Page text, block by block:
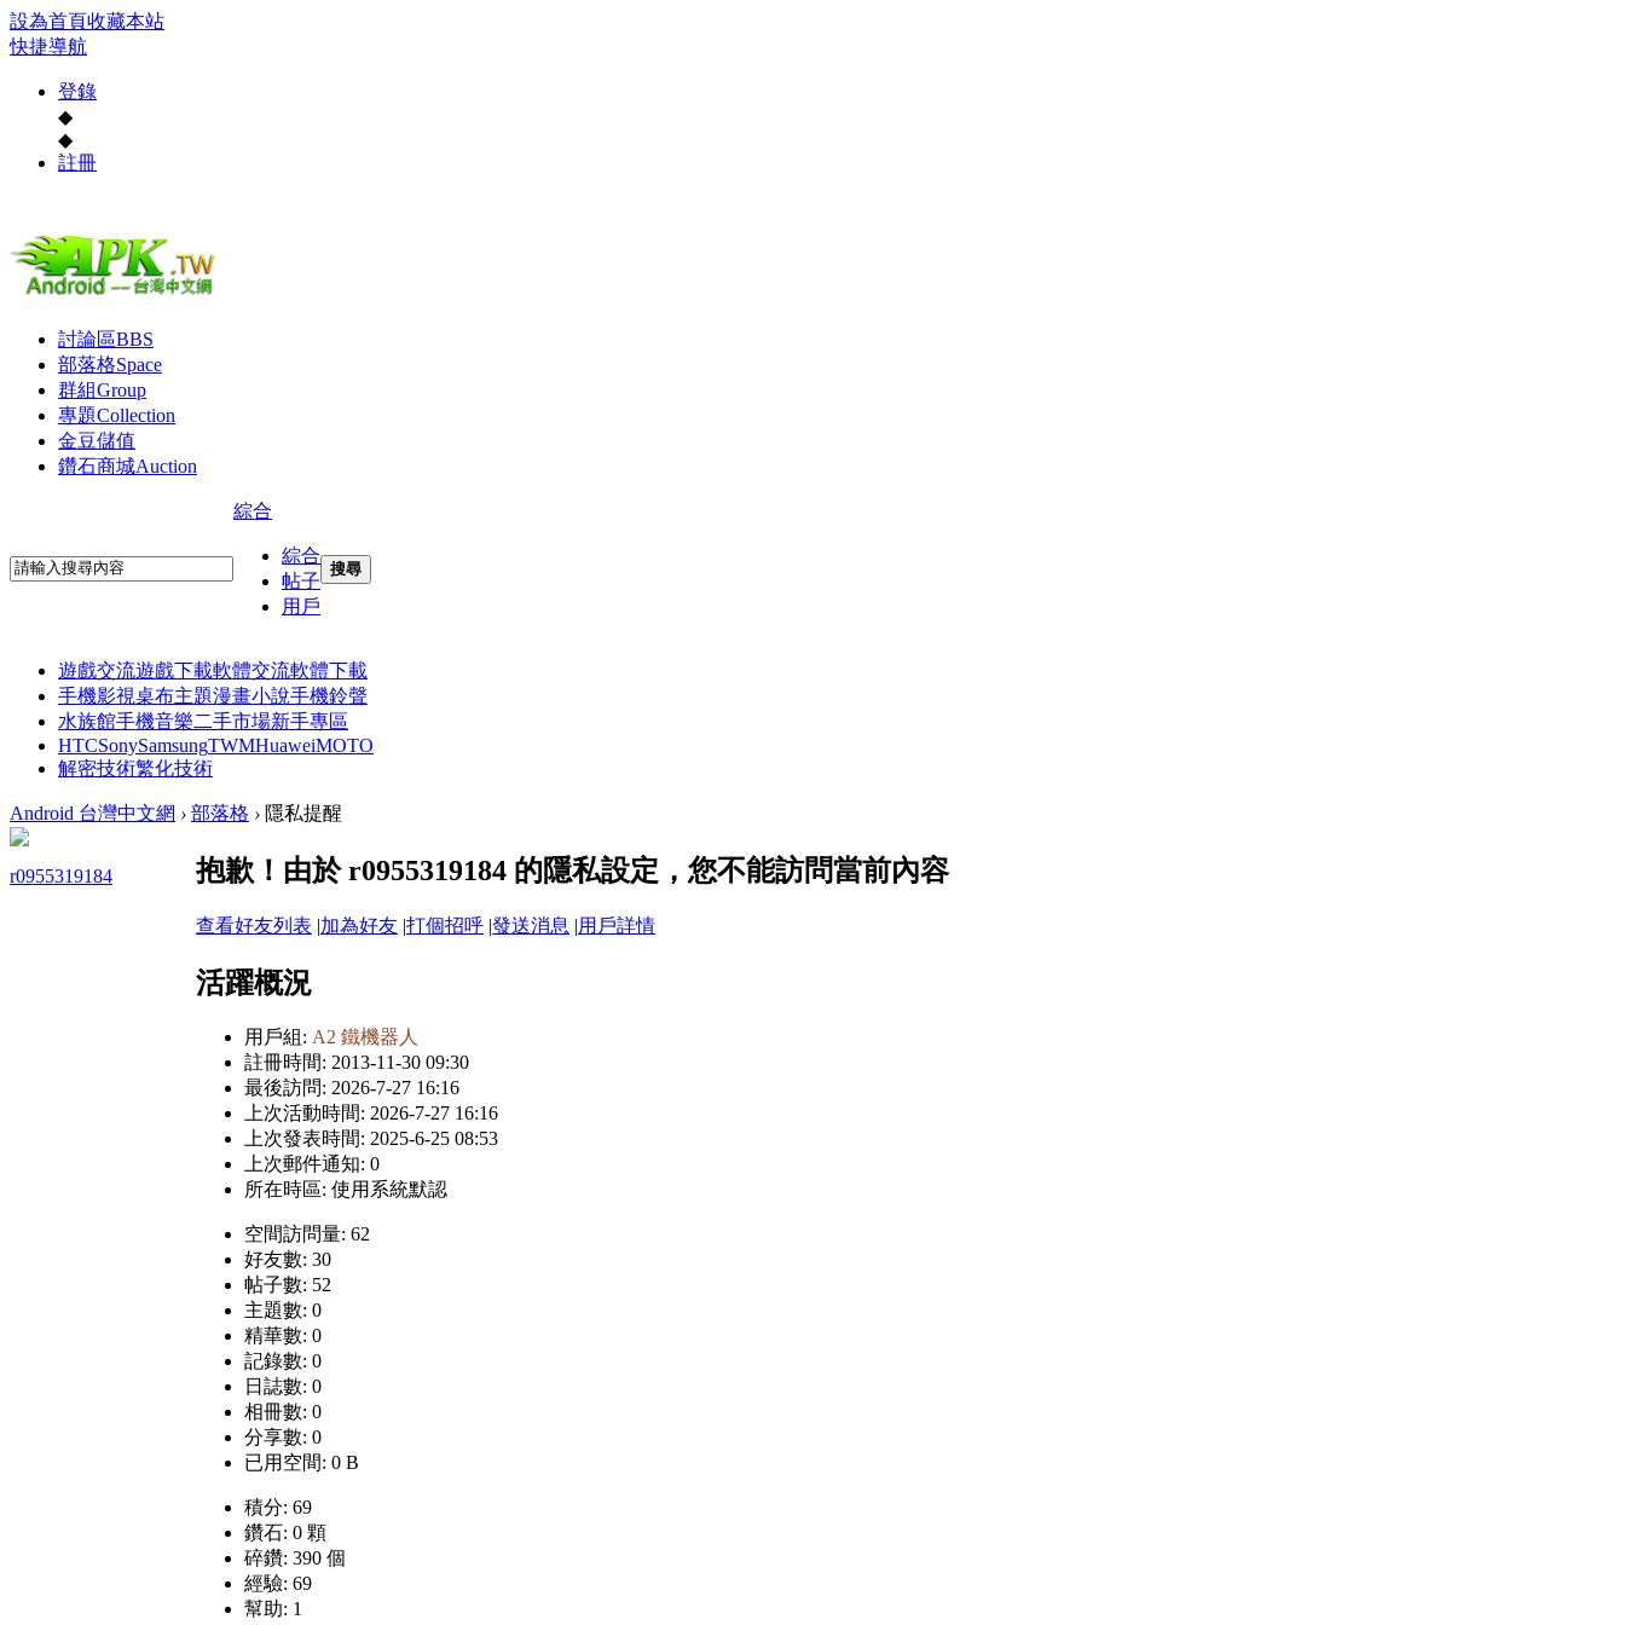
設為首頁收藏本站
快捷導航
登錄
◆
◆
註冊
討論區BBS
部落格Space
群組Group
專題Collection
金豆儲值
鑽石商城Auction
綜合
綜合
帖子
用戶
搜尋
遊戲交流遊戲下載軟體交流軟體下載
手機影視桌布主題漫畫小說手機鈴聲
水族館手機音樂二手市場新手專區
HTCSonySamsungTWMHuaweiMOTO
解密技術繁化技術
Android 台灣中文網 › 部落格 › 隱私提醒
r0955319184 抱歉！由於 r0955319184 的隱私設定，您不能訪問當前內容
查看好友列表 |加為好友 |打個招呼 |發送消息 |用戶詳情
活躍概況
用戶組: A2 鐵機器人
註冊時間: 2013-11-30 09:30
最後訪問: 2026-7-27 16:16
上次活動時間: 2026-7-27 16:16
上次發表時間: 2025-6-25 08:53
上次郵件通知: 0
所在時區: 使用系統默認
空間訪問量: 62
好友數: 30
帖子數: 52
主題數: 0
精華數: 0
記錄數: 0
日誌數: 0
相冊數: 0
分享數: 0
已用空間: 0 B
積分: 69
鑽石: 0 顆
碎鑽: 390 個
經驗: 69
幫助: 1